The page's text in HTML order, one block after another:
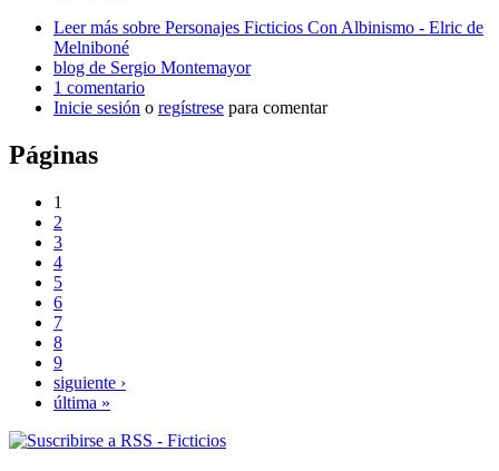
Leer más sobre Personajes Ficticios Con Albinismo - Elric de
Melniboné
blog de Sergio Montemayor
1 comentario
Inicie sesión o regístrese para comentar
Páginas
1
2
3
4
5
6
7
8
9
siguiente ›
última »